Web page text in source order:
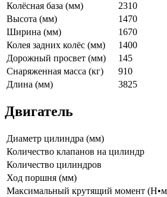
Колёсная база (мм)
2310
Высота (мм)
1470
Ширина (мм)
1670
Колея задних колёс (мм)
1400
Дорожный просвет (мм)
145
Снаряженная масса (кг)
910
Длина (мм)
3825
Двигатель
Диаметр цилиндра (мм)
Количество клапанов на цилиндр
Количество цилиндров
Ход поршня (мм)
Максимальный крутящий момент